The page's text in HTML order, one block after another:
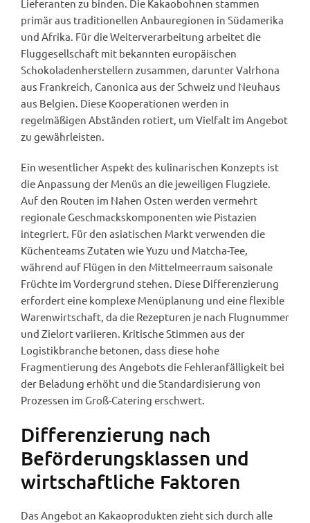
Lieferanten zu binden. Die Kakaobohnen stammen
primär aus traditionellen Anbauregionen in Südamerika
und Afrika. Für die Weiterverarbeitung arbeitet die
Fluggesellschaft mit bekannten europäischen
Schokoladenherstellern zusammen, darunter Valrhona
aus Frankreich, Canonica aus der Schweiz und Neuhaus
aus Belgien. Diese Kooperationen werden in
regelmäßigen Abständen rotiert, um Vielfalt im Angebot
zu gewährleisten.
Ein wesentlicher Aspekt des kulinarischen Konzepts ist
die Anpassung der Menüs an die jeweiligen Flugziele.
Auf den Routen im Nahen Osten werden vermehrt
regionale Geschmackskomponenten wie Pistazien
integriert. Für den asiatischen Markt verwenden die
Küchenteams Zutaten wie Yuzu und Matcha-Tee,
während auf Flügen in den Mittelmeerraum saisonale
Früchte im Vordergrund stehen. Diese Differenzierung
erfordert eine komplexe Menüplanung und eine flexible
Warenwirtschaft, da die Rezepturen je nach Flugnummer
und Zielort variieren. Kritische Stimmen aus der
Logistikbranche betonen, dass diese hohe
Fragmentierung des Angebots die Fehleranfälligkeit bei
der Beladung erhöht und die Standardisierung von
Prozessen im Groß-Catering erschwert.
Differenzierung nach
Beförderungsklassen und
wirtschaftliche Faktoren
Das Angebot an Kakaoprodukten zieht sich durch alle